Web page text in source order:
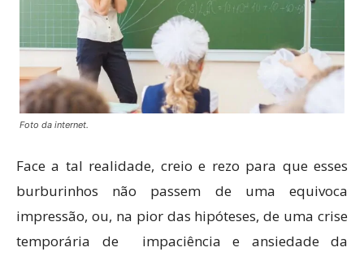
Foto da internet.
Face a tal realidade, creio e rezo para que esses
burburinhos não passem de uma equivoca
impressão, ou, na pior das hipóteses, de uma crise
temporária de impaciência e ansiedade da